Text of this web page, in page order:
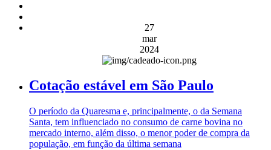
27
mar
2024
Cotação estável em São Paulo
O período da Quaresma e, principalmente, o da Semana
Santa, tem influenciado no consumo de carne bovina no
mercado interno, além disso, o menor poder de compra da
população, em função da última semana